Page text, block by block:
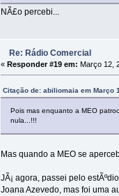
NÃ£o percebi...
Re: Rádio Comercial
« Responder #19 em: Março 12,
Citação de: abiliomaia em Março
Pois mas enquanto a MEO
nula...!!!
Mas quando a MEO se
JÃ¡ agora, passei pelo
Joana Azevedo, mas foi uma